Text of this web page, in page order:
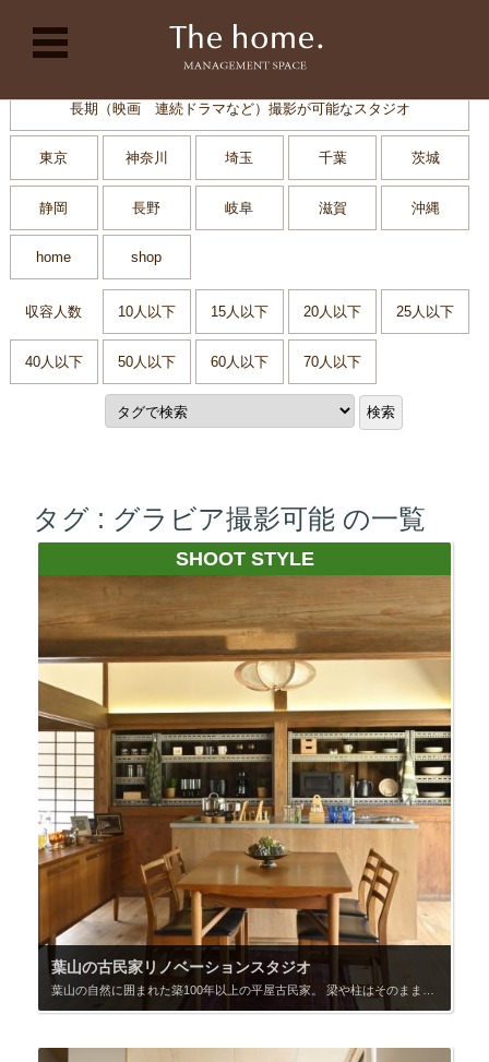
コンテンツに移動
長期（映画 連続ドラマなど）撮影が可能なスタジオ
東京 神奈川 埼玉 千葉 茨城
静岡 長野 岐阜 滋賀 沖縄
home shop
収容人数 10人以下 15人以下 20人以下 25人以下
40人以下 50人以下 60人以下 70人以下
タグ : グラビア撮影可能 の一覧
SHOOT STYLE
葉山の古民家リノベーションスタジオ